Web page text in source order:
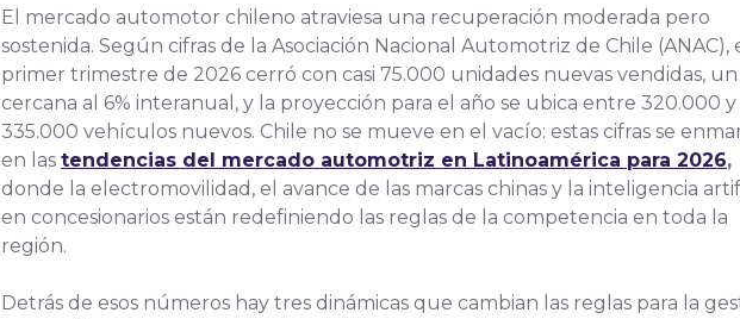
El mercado automotor chileno atraviesa una recuperación moderada pero
sostenida. Según cifras de la Asociación Nacional Automotriz de Chile (ANAC),
primer trimestre de 2026 cerró con casi 75.000 unidades nuevas vendidas, un
cercana al 6% interanual, y la proyección para el año se ubica entre 320.000 y
335.000 vehículos nuevos. Chile no se mueve en el vacío: estas cifras se
en las tendencias del mercado automotriz en Latinoamérica para 2026,
donde la electromovilidad, el avance de las marcas chinas y la inteligencia
en concesionarios están redefiniendo las reglas de la competencia en toda la
región.
Detrás de esos números hay tres dinámicas que cambian las reglas para la